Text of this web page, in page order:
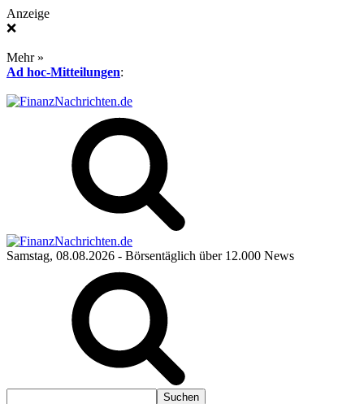
Anzeige
❌
Mehr »
Ad hoc-Mitteilungen:
Samstag, 08.08.2026 - Börsentäglich über 12.000 News